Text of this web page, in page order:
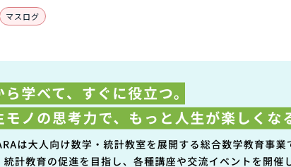
マスログ